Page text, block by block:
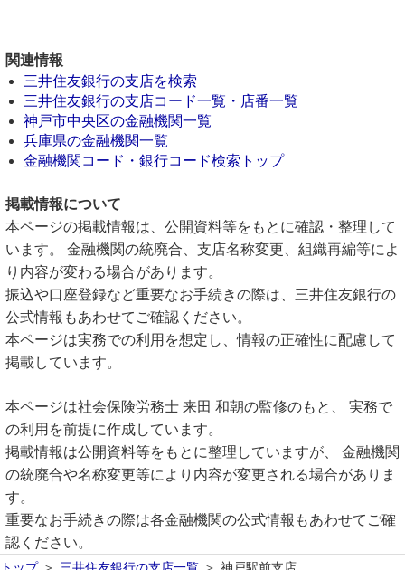
関連情報
三井住友銀行の支店を検索
三井住友銀行の支店コード一覧・店番一覧
神戸市中央区の金融機関一覧
兵庫県の金融機関一覧
金融機関コード・銀行コード検索トップ
掲載情報について
本ページの掲載情報は、公開資料等をもとに確認・整理して
います。 金融機関の統廃合、支店名称変更、組織再編等によ
り内容が変わる場合があります。
振込や口座登録など重要なお手続きの際は、三井住友銀行の
公式情報もあわせてご確認ください。
本ページは実務での利用を想定し、情報の正確性に配慮して
掲載しています。
本ページは社会保険労務士 来田 和朝の監修のもと、 実務で
の利用を前提に作成しています。
掲載情報は公開資料等をもとに整理していますが、 金融機関
の統廃合や名称変更等により内容が変更される場合がありま
す。
重要なお手続きの際は各金融機関の公式情報もあわせてご確
認ください。